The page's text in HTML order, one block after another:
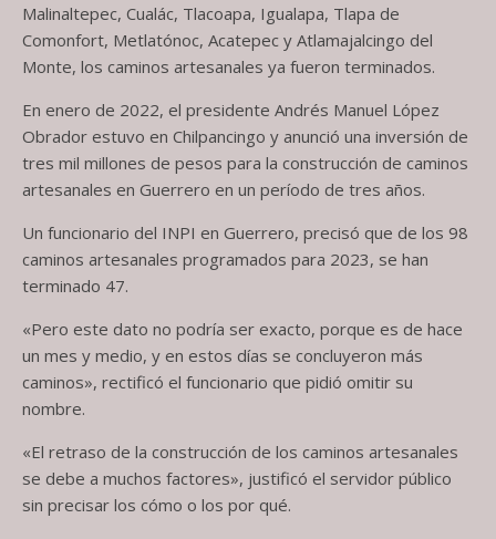
Malinaltepec, Cualác, Tlacoapa, Igualapa, Tlapa de
Comonfort, Metlatónoc, Acatepec y Atlamajalcingo del
Monte, los caminos artesanales ya fueron terminados.
En enero de 2022, el presidente Andrés Manuel López
Obrador estuvo en Chilpancingo y anunció una inversión de
tres mil millones de pesos para la construcción de caminos
artesanales en Guerrero en un período de tres años.
Un funcionario del INPI en Guerrero, precisó que de los 98
caminos artesanales programados para 2023, se han
terminado 47.
«Pero este dato no podría ser exacto, porque es de hace
un mes y medio, y en estos días se concluyeron más
caminos», rectificó el funcionario que pidió omitir su
nombre.
«El retraso de la construcción de los caminos artesanales
se debe a muchos factores», justificó el servidor público
sin precisar los cómo o los por qué.